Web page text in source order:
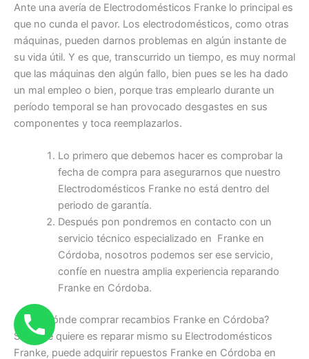
Ante una avería de Electrodomésticos Franke lo principal es
que no cunda el pavor. Los electrodomésticos, como otras
máquinas, pueden darnos problemas en algún instante de
su vida útil. Y es que, transcurrido un tiempo, es muy normal
que las máquinas den algún fallo, bien pues se les ha dado
un mal empleo o bien, porque tras emplearlo durante un
período temporal se han provocado desgastes en sus
componentes y toca reemplazarlos.
Lo primero que debemos hacer es comprobar la
fecha de compra para asegurarnos que nuestro
Electrodomésticos Franke no está dentro del
periodo de garantía.
Después pon pondremos en contacto con un
servicio técnico especializado en Franke en
Córdoba, nosotros podemos ser ese servicio,
confíe en nuestra amplia experiencia reparando
Franke en Córdoba.
¿Dónde comprar recambios Franke en Córdoba?
Si lo que quiere es reparar mismo su Electrodomésticos
Franke, puede adquirir repuestos Franke en Córdoba en